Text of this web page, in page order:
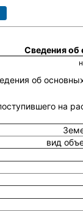
Сведения
об
на
вид